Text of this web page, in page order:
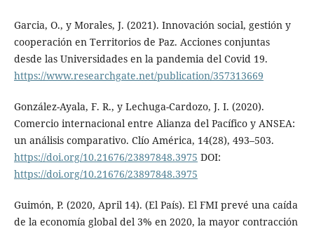
Garcia, O., y Morales, J. (2021). Innovación social, gestión y
cooperación en Territorios de Paz. Acciones conjuntas
desde las Universidades en la pandemia del Covid 19.
https://www.researchgate.net/publication/357313669
González-Ayala, F. R., y Lechuga-Cardozo, J. I. (2020).
Comercio internacional entre Alianza del Pacífico y ANSEA:
un análisis comparativo. Clío América, 14(28), 493–503.
https://doi.org/10.21676/23897848.3975 DOI:
https://doi.org/10.21676/23897848.3975
Guimón, P. (2020, April 14). (El País). El FMI prevé una caída
de la economía global del 3% en 2020, la mayor contracción